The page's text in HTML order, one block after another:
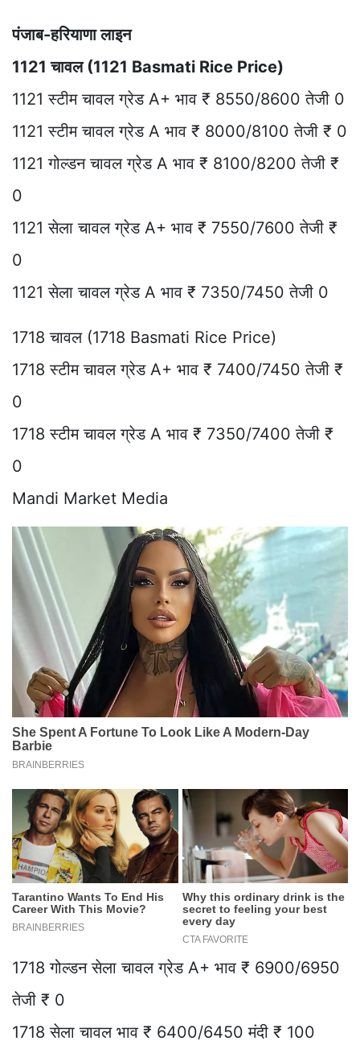
पंजाब-हरियाणा लाइन
1121 चावल (1121 Basmati Rice Price)
1121 स्टीम चावल ग्रेड A+ भाव ₹ 8550/8600 तेजी 0
1121 स्टीम चावल ग्रेड A भाव ₹ 8000/8100 तेजी ₹ 0
1121 गोल्डन चावल ग्रेड A भाव ₹ 8100/8200 तेजी ₹
0
1121 सेला चावल ग्रेड A+ भाव ₹ 7550/7600 तेजी ₹
0
1121 सेला चावल ग्रेड A भाव ₹ 7350/7450 तेजी 0
1718 चावल (1718 Basmati Rice Price)
1718 स्टीम चावल ग्रेड A+ भाव ₹ 7400/7450 तेजी ₹
0
1718 स्टीम चावल ग्रेड A भाव ₹ 7350/7400 तेजी ₹
0
Mandi Market Media
1718 गोल्डन सेला चावल ग्रेड A+ भाव ₹ 6900/6950
तेजी ₹ 0
1718 सेला चावल भाव ₹ 6400/6450 मंदी ₹ 100